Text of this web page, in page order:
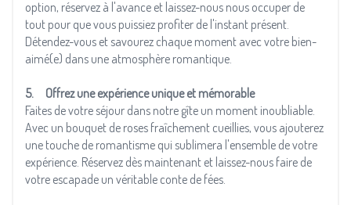
option, réservez à l'avance et laissez-nous nous occuper de
tout pour que vous puissiez profiter de l'instant présent.
Détendez-vous et savourez chaque moment avec votre bien-
aimé(e) dans une atmosphère romantique.
5. Offrez une expérience unique et mémorable
Faites de votre séjour dans notre gîte un moment inoubliable.
Avec un bouquet de roses fraîchement cueillies, vous ajouterez
une touche de romantisme qui sublimera l'ensemble de votre
expérience. Réservez dès maintenant et laissez-nous faire de
votre escapade un véritable conte de fées.